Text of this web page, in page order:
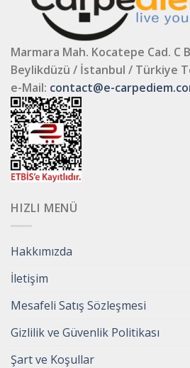
Marmara Mah. Kocatepe Cad. C
Beylikdüzü / İstanbul / Türkiye
e-Mail: contact@e-
HIZLI MENÜ
Hakkımızda
İletişim
Mesafeli Satış Sözleşmesi
Gizlilik ve Güvenlik Politikası
Şart ve Koşullar